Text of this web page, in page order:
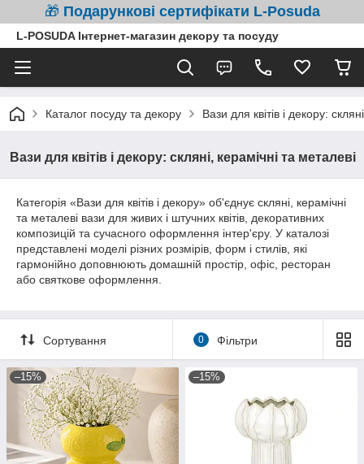
🎁 Подарункові сертифікати L-Posuda
L-POSUDA Інтернет-магазин декору та посуду
Каталог посуду та декору Вази для квітів і декору:
Вази для квітів і декору: скляні, керамічні та металеві
Категорія «Вази для квітів і декору» об'єднує скляні, керамічні
та металеві вази для живих і штучних квітів, декоративних
композицій та сучасного оформлення інтер'єру. У каталозі
представлені моделі різних розмірів, форм і стилів, які
гармонійно доповнюють домашній простір, офіс, ресторан
або святкове оформлення.
Сортування 0 Фільтри
–15% –15%